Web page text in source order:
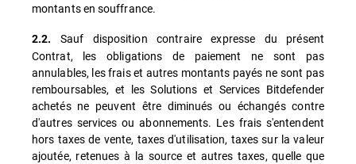
montants en souffrance.
2.2.
Sauf disposition contraire expresse du présent
Contrat, les obligations de paiement ne sont pas
annulables, les frais et autres montants payés ne sont pas
remboursables, et les Solutions et Services Bitdefender
achetés ne peuvent être diminués ou échangés contre
d'autres services ou abonnements. Les frais s'entendent
hors taxes de vente, taxes d'utilisation, taxes sur la valeur
ajoutée, retenues à la source et autres taxes, quelle que